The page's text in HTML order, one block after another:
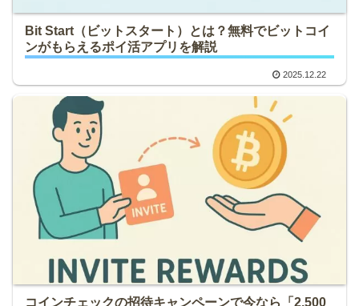
Bit Start（ビットスタート）とは？無料でビットコイ
ンがもらえるポイ活アプリを解説
2025.12.22
コインチェックの招待キャンペーンで今なら「2,500